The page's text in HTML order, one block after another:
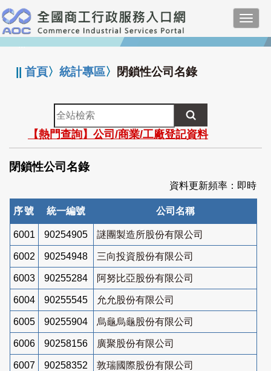
跳
到
主
要
:::
||首頁〉統計專區〉 閉鎖性公司名錄
全
站
檢
索
【熱門查詢】公司/商業/工廠登記資料
閉鎖性公司名錄
資料更新頻率：即時
序號 統一編號 公司名稱
6001 90254905 謎團製造所股份有限公司
6002 90254948 三向投資股份有限公司
6003 90255284 阿努比亞股份有限公司
6004 90255545 允允股份有限公司
6005 90255904 烏龜烏龜股份有限公司
6006 90258156 廣聚股份有限公司
6007 90258352 敦瑞國際股份有限公司